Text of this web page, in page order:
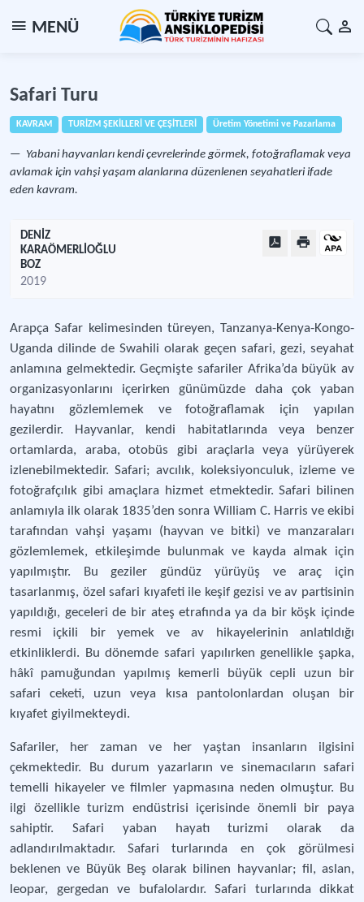
MENÜ
Safari Turu
KAVRAM TURİZM ŞEKİLLERİ VE ÇEŞİTLERİ Üretim Yönetimi ve Pazarlama
Yabani hayvanları kendi çevrelerinde görmek, fotoğraflamak veya
avlamak için vahşi yaşam alanlarına düzenlenen seyahatleri ifade
eden kavram.
DENİZ
KARAÖMERLİOĞLU
BOZ
2019
Arapça Safar kelimesinden türeyen, Tanzanya-Kenya-Kongo-
Uganda dilinde de Swahili olarak geçen safari, gezi, seyahat
anlamına gelmektedir. Geçmişte safariler Afrika’da büyük av
organizasyonlarını içerirken günümüzde daha çok yaban
hayatını gözlemlemek ve fotoğraflamak için yapılan
gezilerdir. Hayvanlar, kendi habitatlarında veya benzer
ortamlarda, araba, otobüs gibi araçlarla veya yürüyerek
izlenebilmektedir. Safari; avcılık, koleksiyonculuk, izleme ve
fotoğrafçılık gibi amaçlara hizmet etmektedir. Safari bilinen
anlamıyla ilk olarak 1835’den sonra William C. Harris ve ekibi
tarafından vahşi yaşamı (hayvan ve bitki) ve manzaraları
gözlemlemek, etkileşimde bulunmak ve kayda almak için
yapılmıştır. Bu geziler gündüz yürüyüş ve araç için
tasarlanmış, özel safari kıyafeti ile keşif gezisi ve av partisinin
yapıldığı, geceleri de bir ateş etrafında ya da bir köşk içinde
resmi içkili bir yemek ve av hikayelerinin anlatıldığı
etkinliklerdi. Bu dönemde safari yapılırken genellikle şapka,
hâkî pamuğundan yapılmış kemerli büyük cepli uzun bir
safari ceketi, uzun veya kısa pantolonlardan oluşan bir
kıyafet giyilmekteydi.
Safariler, her zaman ve her yaştan insanların ilgisini
çekmektedir. Bu durum yazarların ve sinemacıların safari
temelli hikayeler ve filmler yapmasına neden olmuştur. Bu
ilgi özellikle turizm endüstrisi içerisinde önemli bir paya
sahiptir. Safari yaban hayatı turizmi olarak da
adlandırılmaktadır. Safari turlarında en çok görülmesi
beklenen ve Büyük Beş olarak bilinen hayvanlar; fil, aslan,
leopar, gergedan ve bufalolardır. Safari turlarında dikkat